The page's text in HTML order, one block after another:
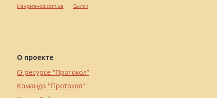
О проекте
О ресурсе “Протокол”
Команда "Протокол"
kievperevod.com.ua
Cылки